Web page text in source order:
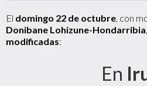
El domingo 22 de octubre, con
Donibane Lohizune-Hondarribia
modificadas:
En